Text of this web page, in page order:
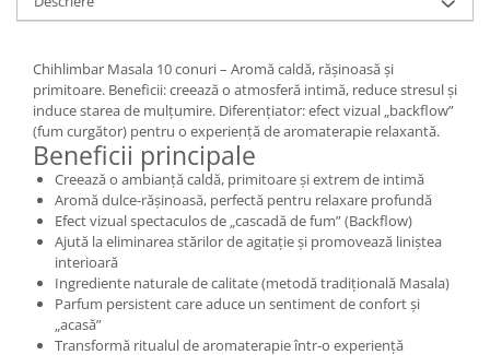
Mary & May
BIODANCE
OOTD
Cettua
Haruharu Wonder
Medicube
ARIUL
Dr. Althea
DELLA BORN
Seminte de in
Silimarina
Spirulina
Ulei de cocos
Ulei de peste
Ulei MCT
Vitamina A
Vitamina B
Vitamina C
Chihlimbar Masala 10 conuri – Aromă caldă, rășinoasă și
primitoare. Beneficii: creează o atmosferă intimă, reduce stresul și
induce starea de mulțumire. Diferențiator: efect vizual „backflow”
(fum curgător) pentru o experiență de aromaterapie relaxantă.
Beneficii principale
Creează o ambianță caldă, primitoare și extrem de intimă
Aromă dulce-rășinoasă, perfectă pentru relaxare profundă
Efect vizual spectaculos de „cascadă de fum” (Backflow)
Ajută la eliminarea stărilor de agitație și promovează liniștea
interioară
Ingrediente naturale de calitate (metodă tradițională Masala)
Parfum persistent care aduce un sentiment de confort și
„acasă”
Transformă ritualul de aromaterapie într-o experiență